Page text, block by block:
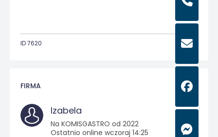
ID 7620
FIRMA
Izabela
Na KOMISGASTRO od 2022
Ostatnio online wczoraj 14:25